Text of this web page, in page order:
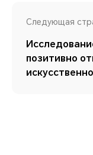
Следующая
позитивно